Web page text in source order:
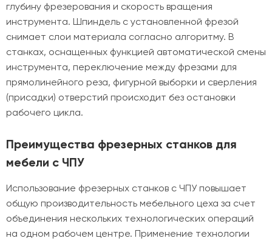
глубину фрезерования и скорость вращения
инструмента. Шпиндель с установленной фрезой
снимает слои материала согласно алгоритму. В
станках, оснащенных функцией автоматической смены
инструмента, переключение между фрезами для
прямолинейного реза, фигурной выборки и сверления
(присадки) отверстий происходит без остановки
рабочего цикла.
Преимущества фрезерных станков для
мебели с ЧПУ
Использование фрезерных станков с ЧПУ повышает
общую производительность мебельного цеха за счет
объединения нескольких технологических операций
на одном рабочем центре. Применение технологии